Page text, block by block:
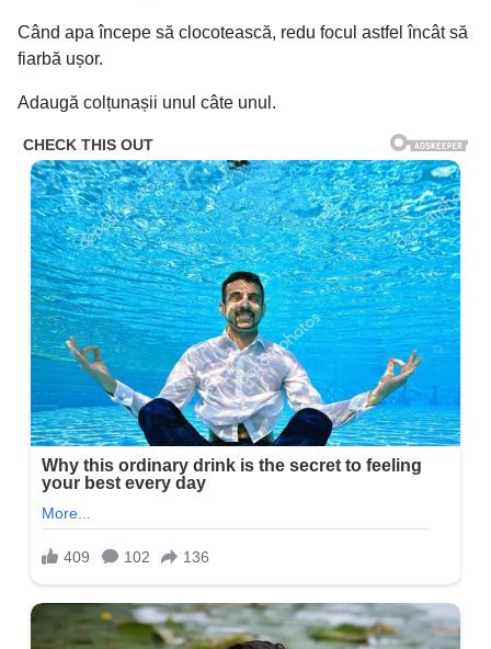
Când apa începe să clocotească, redu focul astfel încât să
fiarbă ușor.
Adaugă colțunașii unul câte unul.